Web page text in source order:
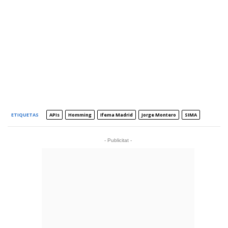
ETIQUETAS APIs Homming Ifema Madrid Jorge Montero SIMA
- Publicitat -